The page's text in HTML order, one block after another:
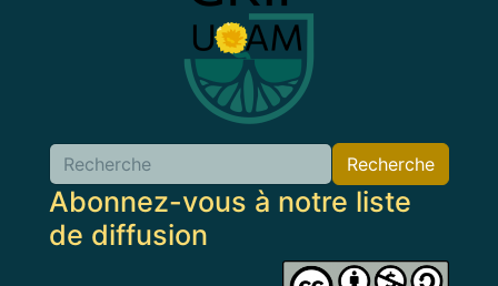
Recherche
Abonnez-vous à notre liste
de diffusion